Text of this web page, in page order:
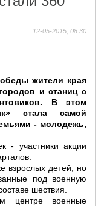
12-05-2015, 08:30
жители края
и станиц с
В этом
стала самой
- молодежь,
- участники акции
взрослых детей, но
под военную
шествия.
центре военные